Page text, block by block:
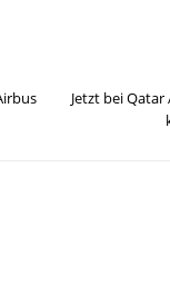
Jetzt bei Qatar